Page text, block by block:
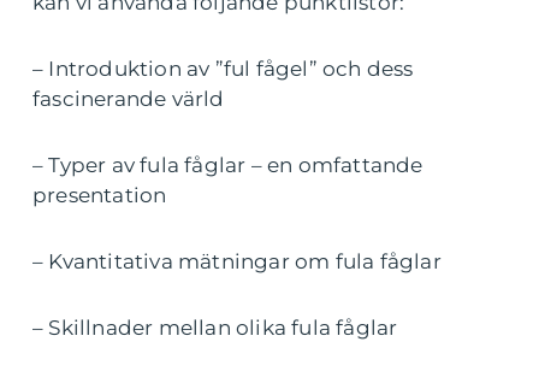
– Introduktion av ”ful fågel” och dess
fascinerande värld
– Typer av fula fåglar – en omfattande
presentation
– Kvantitativa mätningar om fula fåglar
– Skillnader mellan olika fula fåglar